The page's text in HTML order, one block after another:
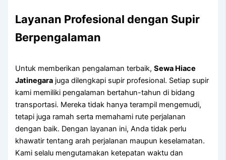
Layanan Profesional dengan Supir
Berpengalaman
Untuk memberikan pengalaman terbaik,Sewa Hiace
Jatinegara juga dilengkapi supir profesional. Setiap supir
kami memiliki pengalaman bertahun-tahun di bidang
transportasi. Mereka tidak hanya terampil mengemudi,
tetapi juga ramah serta memahami rute perjalanan
dengan baik. Dengan layanan ini, Anda tidak perlu
khawatir tentang arah perjalanan maupun keselamatan.
Kami selalu mengutamakan ketepatan waktu dan